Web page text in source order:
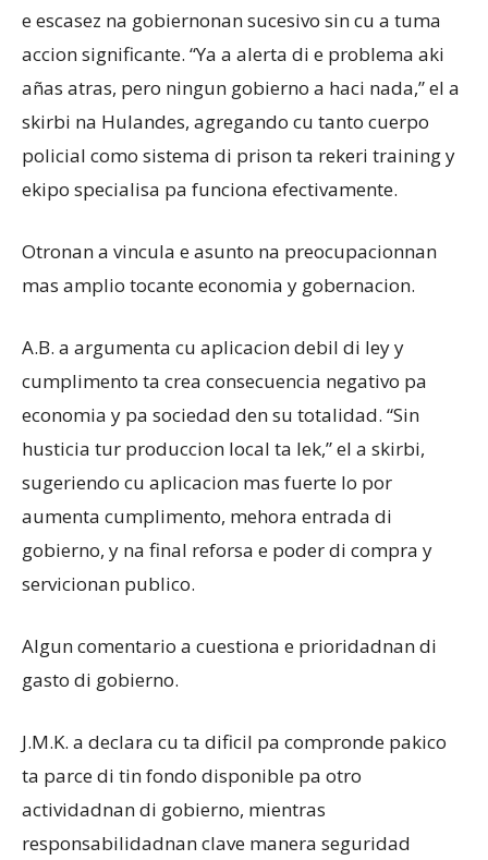
e escasez na gobiernonan sucesivo sin cu a tuma
accion significante. “Ya a alerta di e problema aki
añas atras, pero ningun gobierno a haci nada,” el a
skirbi na Hulandes, agregando cu tanto cuerpo
policial como sistema di prison ta rekeri training y
ekipo specialisa pa funciona efectivamente.
Otronan a vincula e asunto na preocupacionnan
mas amplio tocante economia y gobernacion.
A.B. a argumenta cu aplicacion debil di ley y
cumplimento ta crea consecuencia negativo pa
economia y pa sociedad den su totalidad. “Sin
husticia tur produccion local ta lek,” el a skirbi,
sugeriendo cu aplicacion mas fuerte lo por
aumenta cumplimento, mehora entrada di
gobierno, y na final reforsa e poder di compra y
servicionan publico.
Algun comentario a cuestiona e prioridadnan di
gasto di gobierno.
J.M.K. a declara cu ta dificil pa compronde pakico
ta parce di tin fondo disponible pa otro
actividadnan di gobierno, mientras
responsabilidadnan clave manera seguridad